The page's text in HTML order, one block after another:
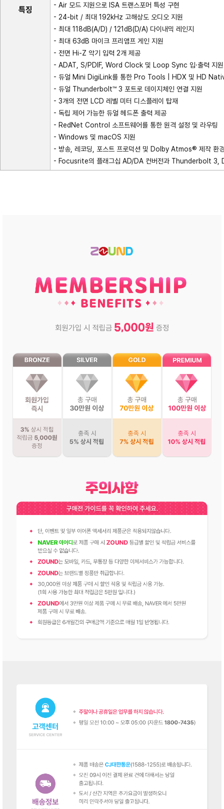
특징
- Air 모드 지원으로 ISA 트랜스포머 특성 구현
- 24-bit / 최대 192kHz 고해상도 오디오 지원
- 최대 118dB(A/D) / 121dB(D/A) 다이내믹 레인지
- 최대 63dB 마이크 프리앰프 게인 지원
- 전면 Hi-Z 악기 입력 2개 제공
- ADAT, S/PDIF, Word Clock 및 Loop Sync 입·출력 지원
- 듀얼 Mini DigiLink를 통한 Pro Tools | HDX 및 HD
- 듀얼 Thunderbolt™ 3 포트로 데이지체인 연결 지원
- 3개의 전면 LCD 레벨 미터 디스플레이 탑재
- 독립 제어 가능한 듀얼 헤드폰 출력 제공
- RedNet Control 소프트웨어를 통한 원격 설정 및 라우팅
- Windows 및 macOS 지원
- 방송, 레코딩, 포스트 프로덕션 및 Dolby Atmos® 제작 환
- Focusrite의 플래그십 AD/DA 컨버전과 Thunderbolt 3,